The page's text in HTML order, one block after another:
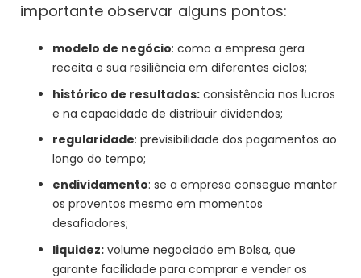
importante observar alguns pontos:
modelo de negócio: como a empresa gera
receita e sua resiliência em diferentes ciclos;
histórico de resultados: consistência nos lucros
e na capacidade de distribuir dividendos;
regularidade: previsibilidade dos pagamentos ao
longo do tempo;
endividamento: se a empresa consegue manter
os proventos mesmo em momentos
desafiadores;
liquidez: volume negociado em Bolsa, que
garante facilidade para comprar e vender os